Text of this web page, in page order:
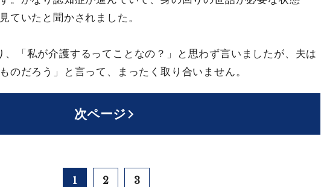
ていたと聞かされました。
、「私が介護するってことなの？」と思わず言いましたが、夫は
のだろう」と言って、まったく取り合いません。
次ページ
1 2 3